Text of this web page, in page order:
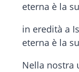
eterna è la
in eredità a
eterna è la
Nella nostra